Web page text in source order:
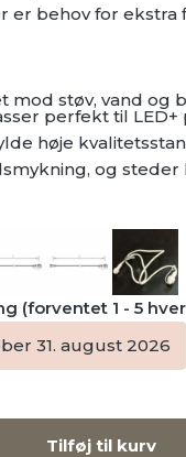
behov for ekstra
mod støv, vand og
perfekt til
høje
og
(forventet 1 - 5
31. august 2026
Tilføj til kurv